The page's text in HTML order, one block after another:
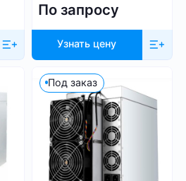
По запросу
Узнать цену
Под заказ